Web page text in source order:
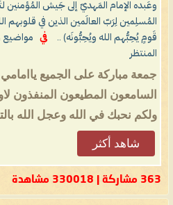
وعَبده الإمام المَهديّ إلى جَيش
المُسلِمين لِرَبّ العالَمين الذين في
قَومٍ يُحِبُّهم الله ويُحِبُّونَه) ..
في
مواضيع
المنتظر
جمعة مباركة على الجميع
السامعون المطيعون المنفذون
ولكم نحبك في الله وعجل الله
شاهد أكثر
363 مشاركة | 330018 مشاهدة